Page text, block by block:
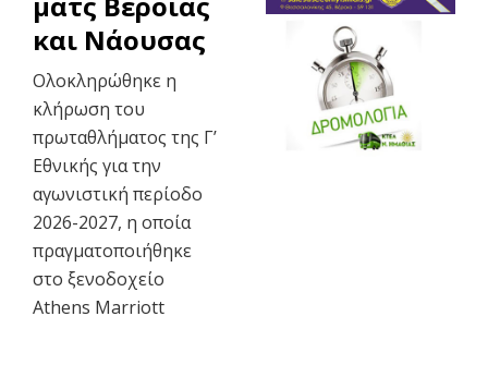
και Νάουσας
Ολοκληρώθηκε η
κλήρωση του
πρωταθλήματος της Γ’
Εθνικής για την
αγωνιστική περίοδο
2026-2027, η οποία
πραγματοποιήθηκε
στο ξενοδοχείο
Athens Marriott